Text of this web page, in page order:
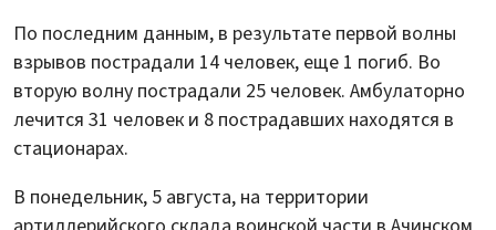
По последним данным, в результате первой волны
взрывов пострадали 14 человек, еще 1 погиб. Во
вторую волну пострадали 25 человек. Амбулаторно
лечится 31 человек и 8 пострадавших находятся в
стационарах.
В понедельник, 5 августа, на территории